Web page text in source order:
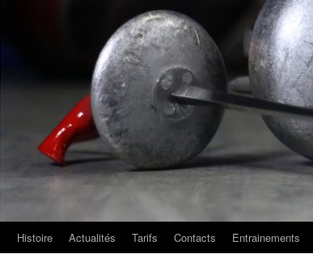
Histoire Actualités Tarifs Contacts Entrainements